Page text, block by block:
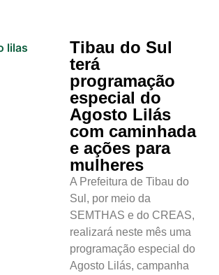
Tibau do Sul
terá
programação
especial do
Agosto Lilás
com caminhada
e ações para
mulheres
A Prefeitura de Tibau do
Sul, por meio da
SEMTHAS e do CREAS,
realizará neste mês uma
programação especial do
Agosto Lilás, campanha